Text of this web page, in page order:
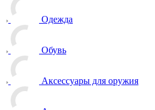
Одежда
Обувь
Аксессуары для оружия